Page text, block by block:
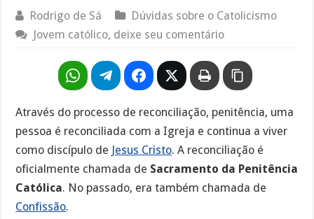
Rodrigo de Sá
Dúvidas sobre o Catolicismo
Jovem católico, deixe seu comentário
Através do processo de reconciliação, penitência, uma
pessoa é reconciliada com a Igreja e continua a viver
como discípulo de Jesus Cristo. A reconciliação é
oficialmente chamada de Sacramento da Penitência
Católica. No passado, era também chamada de
Confissão.